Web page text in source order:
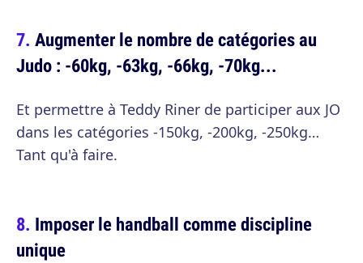
Augmenter le nombre de catégories au
Judo : -60kg, -63kg, -66kg, -70kg...
Et permettre à Teddy Riner de participer aux JO
dans les catégories -150kg, -200kg, -250kg…
Tant qu'à faire.
Imposer le handball comme discipline
unique